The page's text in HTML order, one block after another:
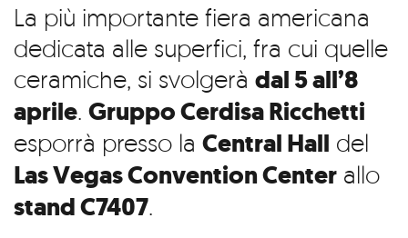
La più importante fiera americana
dedicata alle superfici, fra cui quelle
ceramiche, si svolgerà dal 5 all’8
aprile. Gruppo Cerdisa Ricchetti
esporrà presso la Central Hall del
Las Vegas Convention Center allo
stand C7407.